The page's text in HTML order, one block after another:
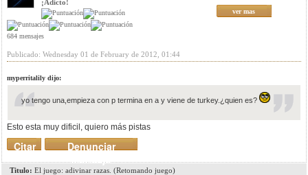
¡Adicto!
684 mensajes
ver mas
Publicado: Wednesday 01 de February de 2012, 01:44
myperritalily dijo:
yo tengo una,empieza con p termina en a y viene de turkey.¿quien es?
Esto esta muy dificil, quiero más pistas
Denunciar
mensaje
Citar
Titulo: El juego: adivinar razas. (Retomando juego)